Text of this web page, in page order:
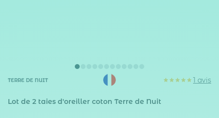
TERRE DE NUIT 1 avis
Lot de 2 taies d'oreiller coton Terre de Nuit